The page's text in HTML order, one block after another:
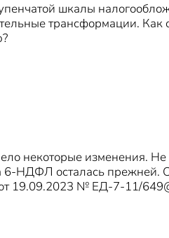
шкалы
трансформации. Как
некоторые изменения. Не
НДФЛ осталась прежней. С
19.09.2023 № ЕД-7-11/